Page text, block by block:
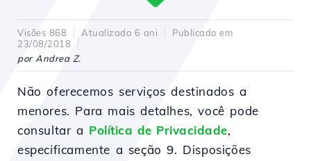
Visões 868 Atualizado 6 ani
Publicado em
23/08/2018
por Andrea Z.
Não oferecemos serviços destinados a
menores. Para mais detalhes, você pode
consultar a Política de Privacidade,
especificamente a seção 9. Disposições